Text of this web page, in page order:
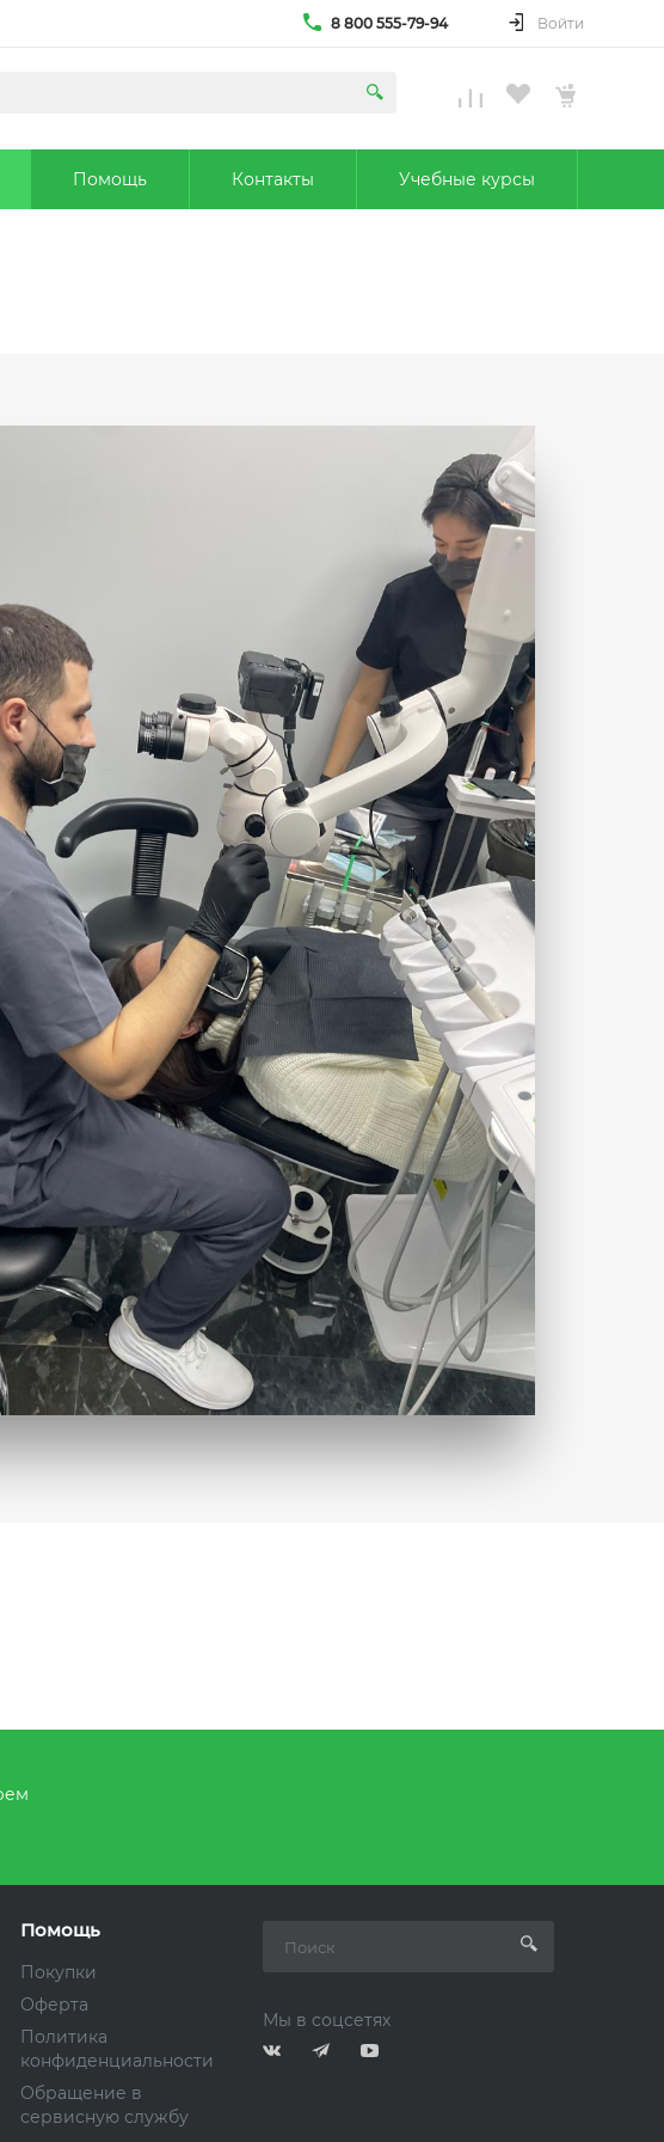
8 800 555-79-94 Войти
Помощь Контакты Учебные курсы
Помощь
Покупки
Оферта
Политика
конфиденциальности
Обращение в
сервисную службу
Мы в соцсетях